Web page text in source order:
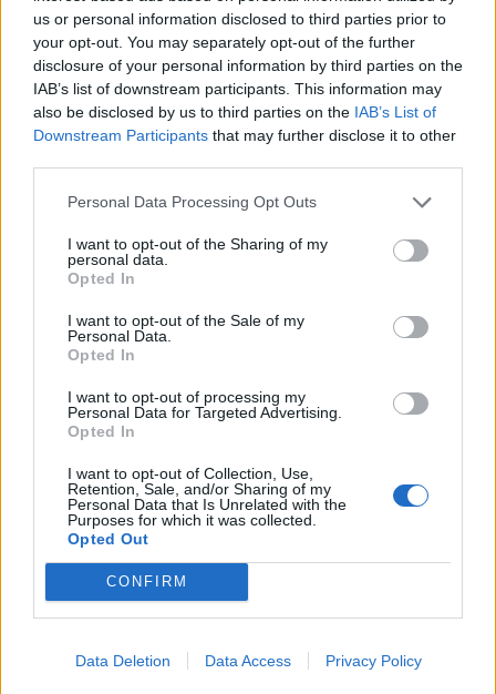
us or personal information disclosed to third parties prior to
your opt-out. You may separately opt-out of the further
disclosure of your personal information by third parties on the
IAB’s list of downstream participants. This information may
also be disclosed by us to third parties on the IAB’s List of
Downstream Participants that may further disclose it to other
Personal Data Processing Opt Outs
I want to opt-out of the Sharing of my
personal data.
Opted In
I want to opt-out of the Sale of my
Personal Data.
Opted In
I want to opt-out of processing my
Personal Data for Targeted Advertising.
Opted In
I want to opt-out of Collection, Use,
Retention, Sale, and/or Sharing of my
Personal Data that Is Unrelated with the
Purposes for which it was collected.
Opted Out
CONFIRM
Data Deletion Data Access Privacy Policy
Probabili formazioni
Voti Fantacalcio Serie A
Rigoristi Serie A
FantaAsta Live
Supporto
Contatti
Lavora con noi
Chi siamo
Redazione
Fantacalcio S.r.l.
Via G. Porzio - CdN, Is. F4
80143, Napoli
Seguici sui social
Testata reg. Trib. Napoli n.7 01/03/2012 - Iscrizione al ROC:
riservati.
PRIVACY
TERMINI